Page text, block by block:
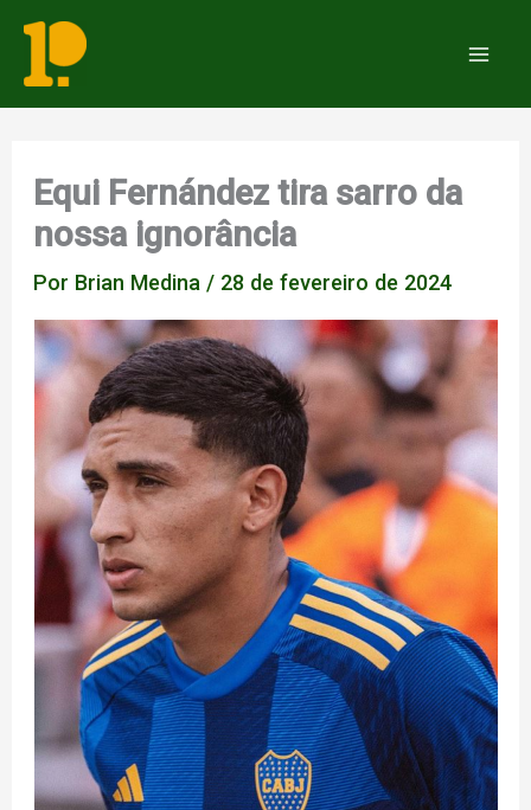
Equi Fernández tira sarro da
nossa ignorância
Por Brian Medina / 28 de fevereiro de 2024